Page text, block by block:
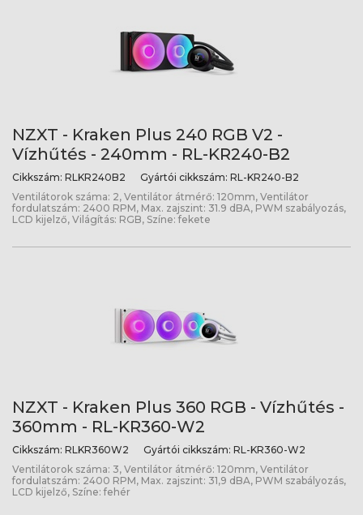
NZXT - Kraken Plus 240 RGB V2 -
Vízhűtés - 240mm - RL-KR240-B2
Cikkszám: RLKR240B2 Gyártói cikkszám: RL-KR240-B2
Ventilátorok száma: 2, Ventilátor átmérő: 120mm, Ventilátor
fordulatszám: 2400 RPM, Max. zajszint: 31.9 dBA, PWM szabályozás,
LCD kijelző, Világítás: RGB, Színe: fekete
NZXT - Kraken Plus 360 RGB - Vízhűtés -
360mm - RL-KR360-W2
Cikkszám: RLKR360W2 Gyártói cikkszám: RL-KR360-W2
Ventilátorok száma: 3, Ventilátor átmérő: 120mm, Ventilátor
fordulatszám: 2400 RPM, Max. zajszint: 31,9 dBA, PWM szabályozás,
LCD kijelző, Színe: fehér